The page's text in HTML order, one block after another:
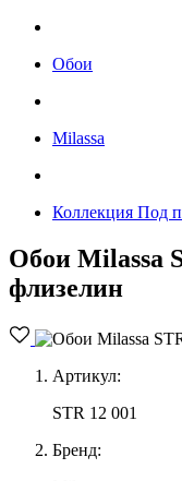
Обои
Milassa
Коллекция Под
Обои Milassa
флизелин
Артикул:
STR 12 001
Бренд: